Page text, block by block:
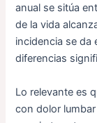
anual se sitúa
de la vida
incidencia se da
diferencias
Lo relevante es
con dolor